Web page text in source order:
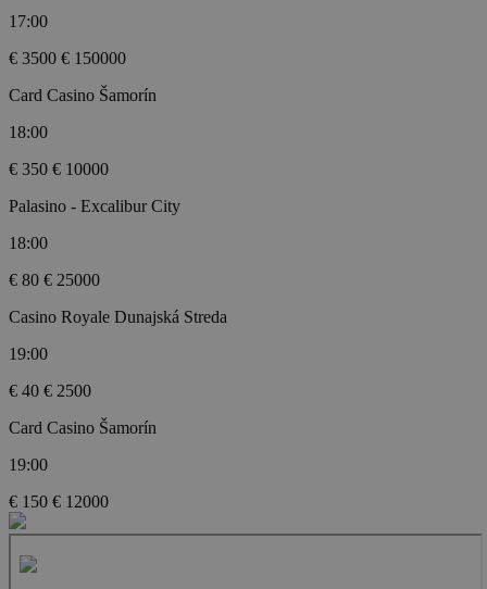
17:00
€ 3500 € 150000
Card Casino Šamorín
18:00
€ 350 € 10000
Palasino - Excalibur City
18:00
€ 80 € 25000
Casino Royale Dunajská Streda
19:00
€ 40 € 2500
Card Casino Šamorín
19:00
€ 150 € 12000